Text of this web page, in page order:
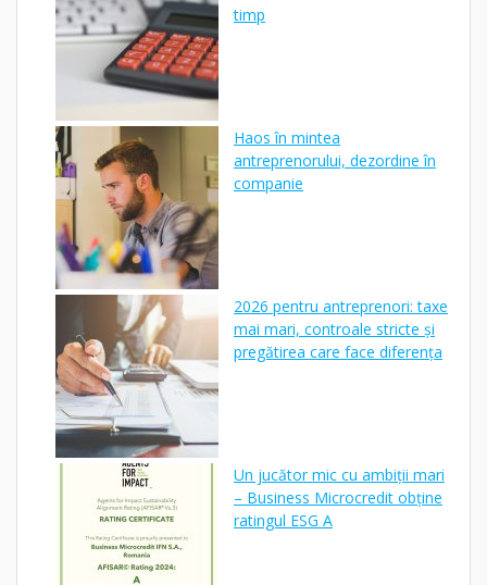
timp
Haos în mintea
antreprenorului, dezordine în
companie
2026 pentru antreprenori: taxe
mai mari, controale stricte și
pregătirea care face diferența
Un jucător mic cu ambiții mari
– Business Microcredit obține
ratingul ESG A